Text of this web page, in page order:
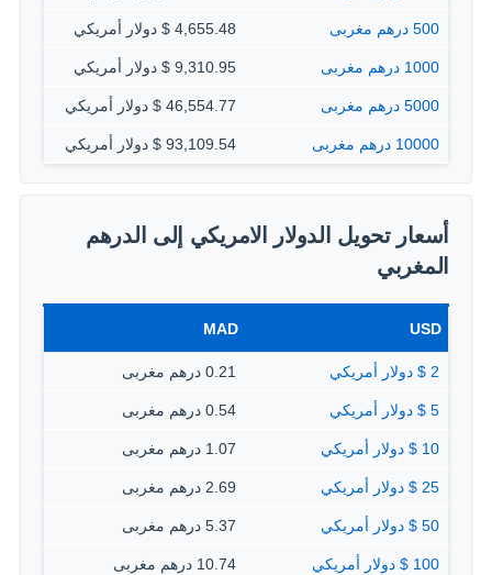
500 درهم مغربى 4,655.48 $ دولار أمريكي
1000 درهم مغربى 9,310.95 $ دولار أمريكي
5000 درهم مغربى 46,554.77 $ دولار أمريكي
10000 درهم مغربى 93,109.54 $ دولار أمريكي
أسعار تحويل الدولار الامريكي إلى الدرهم
المغربي
USD
MAD
2 $ دولار أمريكي 0.21 درهم مغربى
5 $ دولار أمريكي 0.54 درهم مغربى
10 $ دولار أمريكي 1.07 درهم مغربى
25 $ دولار أمريكي 2.69 درهم مغربى
50 $ دولار أمريكي 5.37 درهم مغربى
100 $ دولار أمريكي 10.74 درهم مغربى